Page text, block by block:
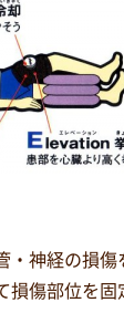
・神経の損傷
損傷部位を固